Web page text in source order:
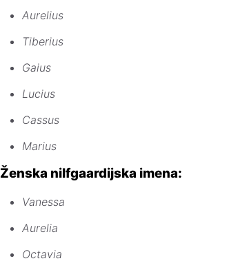
Aurelius
Tiberius
Gaius
Lucius
Cassus
Marius
Ženska nilfgaardijska imena:
Vanessa
Aurelia
Octavia